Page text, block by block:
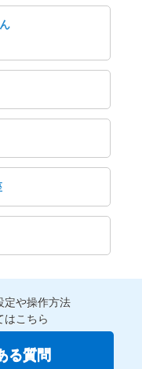
定や操作方法
はこちら
る質問